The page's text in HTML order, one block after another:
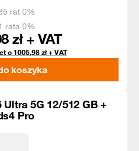
zł + VAT
rat 0%
rata 0%
o1005,98zł+ VAT
koszyka
5G 12/512 GB +
Pro